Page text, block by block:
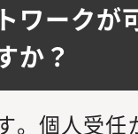
ワークが
か？
。個人受